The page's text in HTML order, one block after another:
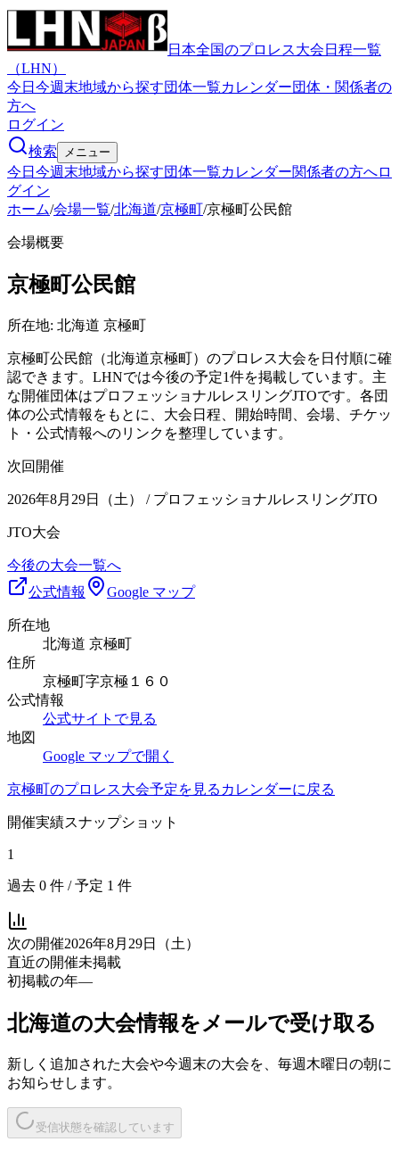
日本全国のプロレス大会日程一覧
（LHN）
今日 今週末地域から探す団体一覧カレンダー団体・関係者の
方へ
ログイン
検索
メニュー
今日 今週末地域から探す団体一覧カレンダー関係者の方へロ
グイン
ホーム/会場一覧/北海道/京極町/京極町公民館
会場概要
京極町公民館
所在地: 北海道 京極町
京極町公民館（北海道京極町）のプロレス大会を日付順に確
認できます。LHNでは今後の予定1件を掲載しています。主
な開催団体はプロフェッショナルレスリングJTOです。各団
体の公式情報をもとに、大会日程、開始時間、会場、チケッ
ト・公式情報へのリンクを整理しています。
次回開催
2026年8月29日（土） / プロフェッショナルレスリングJTO
JTO大会
今後の大会一覧へ
公式情報
Google マップ
所在地
北海道 京極町
住所
京極町字京極１６０
公式情報
公式サイトで見る
地図
Google マップで開く
京極町のプロレス大会予定を見る カレンダーに戻る
開催実績スナップショット
1
過去 0 件 / 予定 1 件
次の開催2026年8月29日（土）
直近の開催未掲載
初掲載の年—
北海道の大会情報をメールで受け取る
新しく追加された大会や今週末の大会を、 毎週木曜日の朝に
お知らせします。
受信状態を確認しています